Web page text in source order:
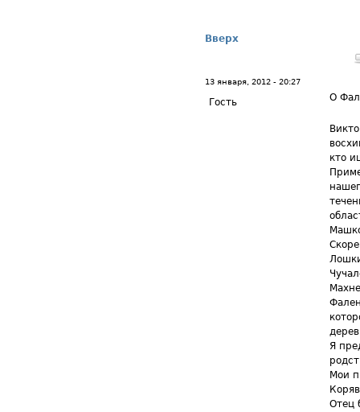
Вверх
13 января, 2012 - 20:27
Гость О
кто
Я
Мои
Отец